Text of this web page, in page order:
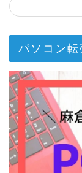
パソコン転